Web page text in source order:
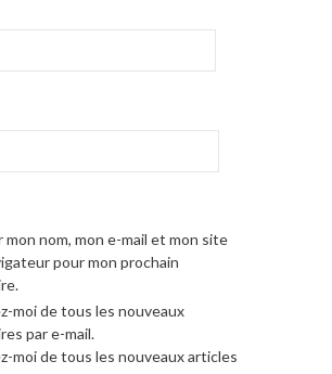
nom, mon e-mail et mon site
pour mon prochain
moi de tous les nouveaux
par e-mail.
moi de tous les nouveaux articles